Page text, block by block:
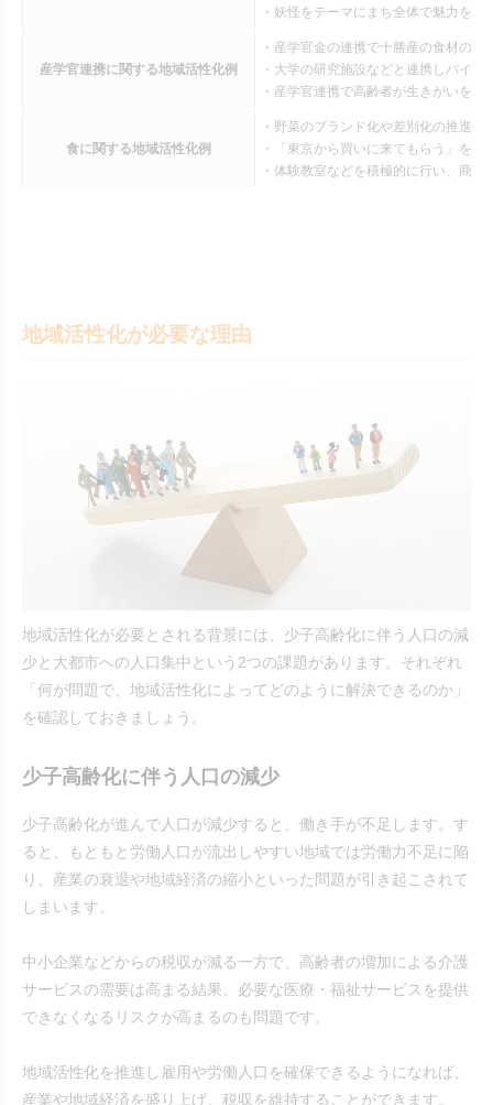
・妖怪をテーマにまち全体で魅力を
産学官連携に関する地域活性化例
・産学官金の連携で十勝産の食材の
・大学の研究施設などと連携しバイオ
・産学官連携で高齢者が生きがいを
食に関する地域活性化例
・野菜のブランド化や差別化の推進（
・「東京から買いに来てもらう」を
・体験教室などを積極的に行い、商
地域活性化が必要な理由
地域活性化が必要とされる背景には、少子高齢化に伴う人口の減
少と大都市への人口集中という2つの課題があります。それぞれ
「何が問題で、地域活性化によってどのように解決できるのか」
を確認しておきましょう。
少子高齢化に伴う人口の減少
少子高齢化が進んで人口が減少すると、働き手が不足します。す
ると、もともと労働人口が流出しやすい地域では労働力不足に陥
り、産業の衰退や地域経済の縮小といった問題が引き起こされて
しまいます。
中小企業などからの税収が減る一方で、高齢者の増加による介護
サービスの需要は高まる結果、必要な医療・福祉サービスを提供
できなくなるリスクが高まるのも問題です。
地域活性化を推進し雇用や労働人口を確保できるようになれば、
産業や地域経済を盛り上げ、税収を維持することができます。